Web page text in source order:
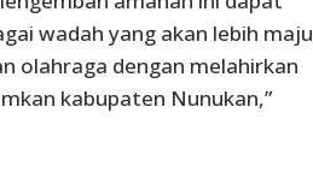
wadah yang akan lebih maju
olahraga dengan melahirkan
kabupaten Nunukan,”